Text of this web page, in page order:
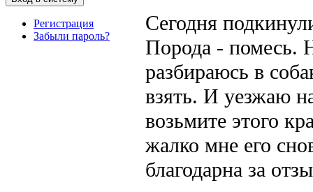
Регистрация
Забыли пароль?
Сегодня
Порода - помесь.
разбираюсь в
взять. И уезжаю
возьмите этого
жалко мне его
благодарна за